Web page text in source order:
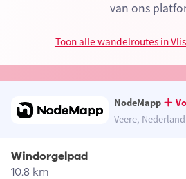
van ons
Toon alle wandelroutes in
NodeMapp
Veere, Nederland
Windorgelpad
10.8 km